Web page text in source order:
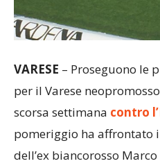
VARESE – Proseguono le
per il Varese
scorsa settimana contro
pomeriggio ha affrontato
dell’ex biancorosso